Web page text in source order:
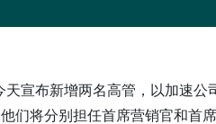
宣布新增两名高管，以加速
们将分别担任首席营销官和首